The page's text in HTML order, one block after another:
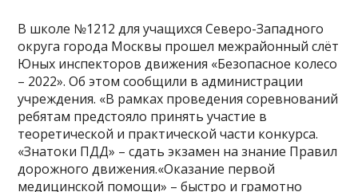
В школе №1212 для учащихся Северо-Западного
округа города Москвы прошел межрайонный слёт
Юных инспекторов движения «Безопасное колесо
– 2022». Об этом сообщили в администрации
учреждения. «В рамках проведения соревнований
ребятам предстояло принять участие в
теоретической и практической части конкурса.
«Знатоки ПДД» – сдать экзамен на знание Правил
дорожного движения.«Оказание первой
медицинской помощи» – быстро и грамотно